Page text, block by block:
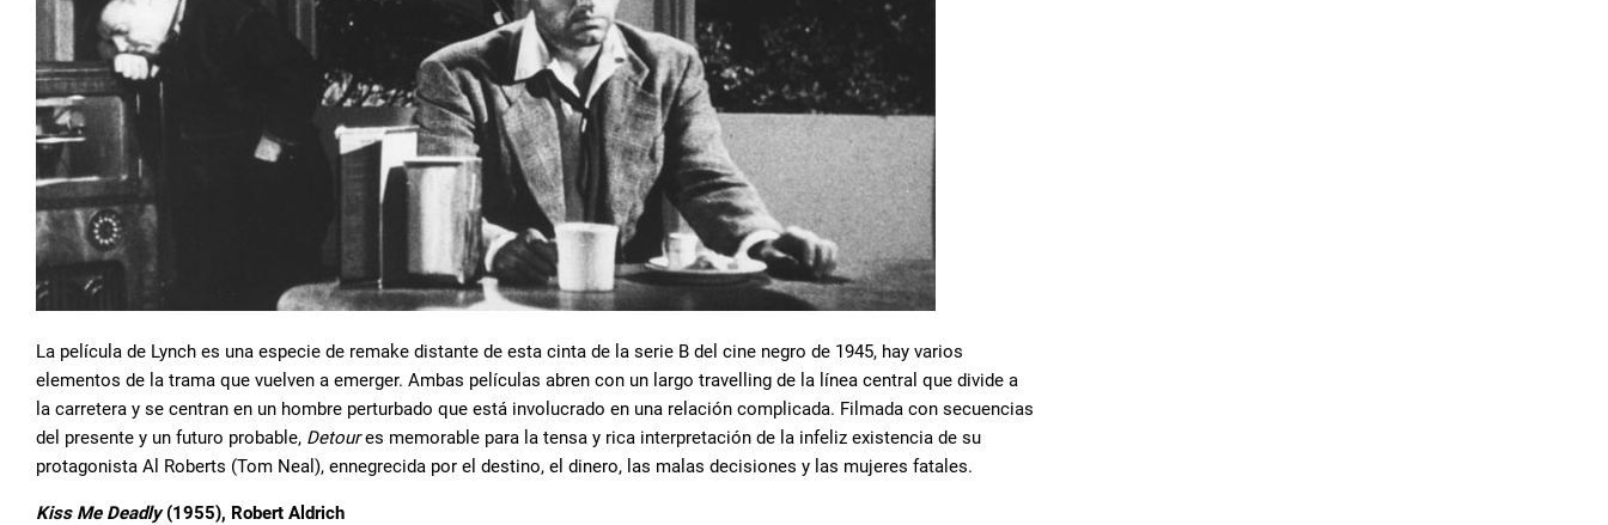
La película de Lynch es una especie de remake distante de esta cinta de la serie B del cine negro de 1945, hay varios
elementos de la trama que vuelven a emerger. Ambas películas abren con un largo travelling de la línea central que divide a
la carretera y se centran en un hombre perturbado que está involucrado en una relación complicada. Filmada con secuencias
del presente y un futuro probable, Detoures memorable para la tensa y rica interpretación de la infeliz existencia de su
protagonista Al Roberts (Tom Neal), ennegrecida por el destino, el dinero, las malas decisiones y las mujeres fatales.
Kiss Me Deadly(1955), Robert Aldrich